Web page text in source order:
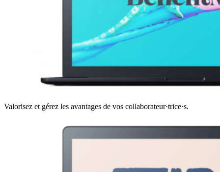
Valorisez et gérez les avantages de vos collaborateur·trice·s.